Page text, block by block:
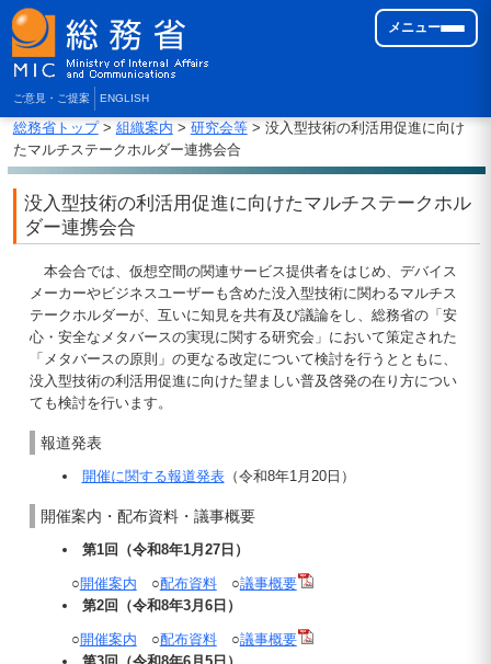
ご意見・ご提案 ENGLISH
メニュー
総務省トップ> 組織案内 > 研究会等> 没入型技術の利活用促進に向け
たマルチステークホルダー連携会合
没入型技術の利活用促進に向けたマルチステークホル
ダー連携会合
本会合では、仮想空間の関連サービス提供者をはじめ、デバイス
メーカーやビジネスユーザーも含めた没入型技術に関わるマルチス
テークホルダーが、互いに知見を共有及び議論をし、総務省の「安
心・安全なメタバースの実現に関する研究会」において策定された
「メタバースの原則」の更なる改定について検討を行うとともに、
没入型技術の利活用促進に向けた望ましい普及啓発の在り方につい
ても検討を行います。
報道発表
開催に関する報道発表（令和8年1月20日）
開催案内・配布資料・議事概要
第1回（令和8年1月27日）
○開催案内 ○配布資料○議事概要
第2回（令和8年3月6日）
○開催案内 ○配布資料○議事概要